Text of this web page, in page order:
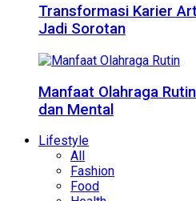
Transformasi Karier
Jadi Sorotan
Manfaat Olahraga
dan Mental
Lifestyle
All
Fashion
Food